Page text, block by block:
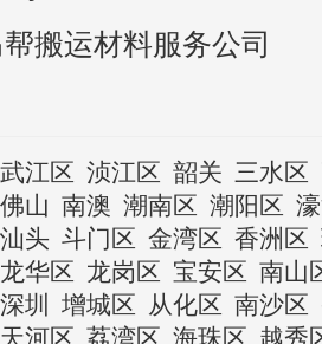
搬运材料服务公司
武江区 浈江区 韶关 三水区
佛山 南澳 潮南区 潮阳区
汕头 斗门区 金湾区 香洲区
龙华区 龙岗区 宝安区 南山
深圳 增城区 从化区 南沙区
天河区 荔湾区 海珠区 越秀